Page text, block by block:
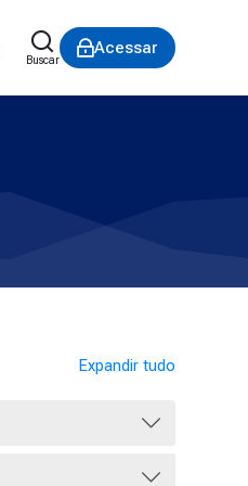
Buscar
Acessar
Expandir tudo